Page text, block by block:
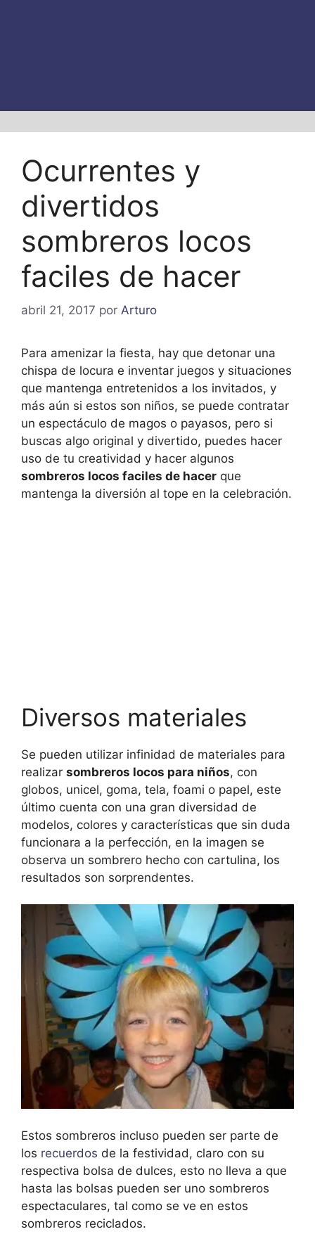
Ocurrentes y
divertidos
sombreros locos
faciles de hacer
abril 21, 2017 por Arturo
Para amenizar la fiesta, hay que detonar una
chispa de locura e inventar juegos y situaciones
que mantenga entretenidos a los invitados, y
más aún si estos son niños, se puede contratar
un espectáculo de magos o payasos, pero si
buscas algo original y divertido, puedes hacer
uso de tu creatividad y hacer algunos
sombreros locos faciles de hacer que
mantenga la diversión al tope en la celebración.
Diversos materiales
Se pueden utilizar infinidad de materiales para
realizar sombreros locos para niños, con
globos, unicel, goma, tela, foami o papel, este
último cuenta con una gran diversidad de
modelos, colores y características que sin duda
funcionara a la perfección, en la imagen se
observa un sombrero hecho con cartulina, los
resultados son sorprendentes.
Estos sombreros incluso pueden ser parte de
los recuerdos de la festividad, claro con su
respectiva bolsa de dulces, esto no lleva a que
hasta las bolsas pueden ser uno sombreros
espectaculares, tal como se ve en estos
sombreros reciclados.